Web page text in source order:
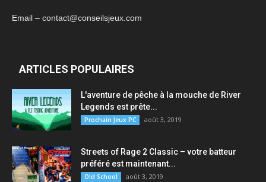
Email – contact@conseilsjeux.com
ARTICLES POPULAIRES
L'aventure de pêche à la mouche de River
Legends est prête...
Prochain Jeux PC août 3, 2019
Streets of Rage 2 Classic – votre batteur
préféré est maintenant...
Old School août 3, 2019